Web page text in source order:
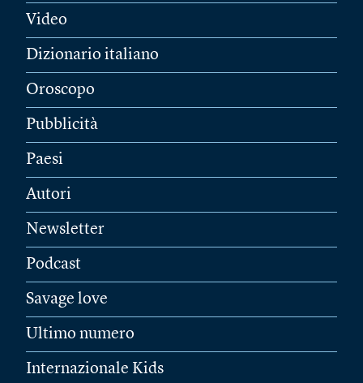
Video
Dizionario italiano
Oroscopo
Pubblicità
Paesi
Autori
Newsletter
Podcast
Savage love
Ultimo numero
Internazionale Kids